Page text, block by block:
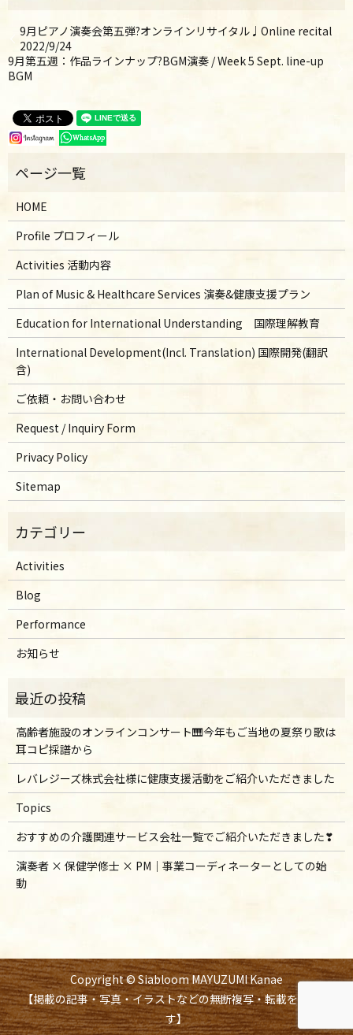
9月ピアノ演奏会第五弾?オンラインリサイタル♩Online recital
2022/9/24
9月第五週：作品ラインナップ?BGM演奏 / Week 5 Sept. line-up
BGM
HOME
Profile プロフィール
Activities 活動内容
Plan of Music & Healthcare Services 演奏&健康支援プラン
Education for International Understanding 国際理解教育
International Development(Incl. Translation) 国際開発(翻訳
含)
ご依頼・お問い合わせ
Request / Inquiry Form
Privacy Policy
Sitemap
Activities
Blog
Performance
お知らせ
高齢者施設のオンラインコンサート🎹今年もご当地の夏祭り歌は
耳コピ採譜から
レバレジーズ株式会社様に健康支援活動をご紹介いただきました
Topics
おすすめの介護関連サービス会社一覧でご紹介いただきました❣
演奏者 × 保健学修士 × PM｜事業コーディネーターとしての始
動
Copyright © Siabloom MAYUZUMI Kanae
【掲載の記事・写真・イラストなどの無断複写・転載を禁じま
す】